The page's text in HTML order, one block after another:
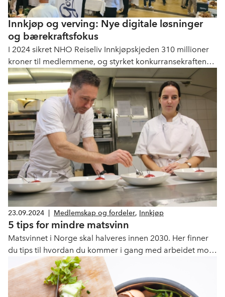
Innkjøp og verving: Nye digitale løsninger
og bærekraftsfokus
I 2024 sikret NHO Reiseliv Innkjøpskjeden 310 millioner
kroner til medlemmene, og styrket konkurransekraften
med ny digital løsning og bærekraftstiltak.
23.09.2024 Medlemskap og fordeler, Innkjøp
5 tips for mindre matsvinn
Matsvinnet i Norge skal halveres innen 2030. Her finner
du tips til hvordan du kommer i gang med arbeidet mot
matsvinn og samtidig sparer penger.